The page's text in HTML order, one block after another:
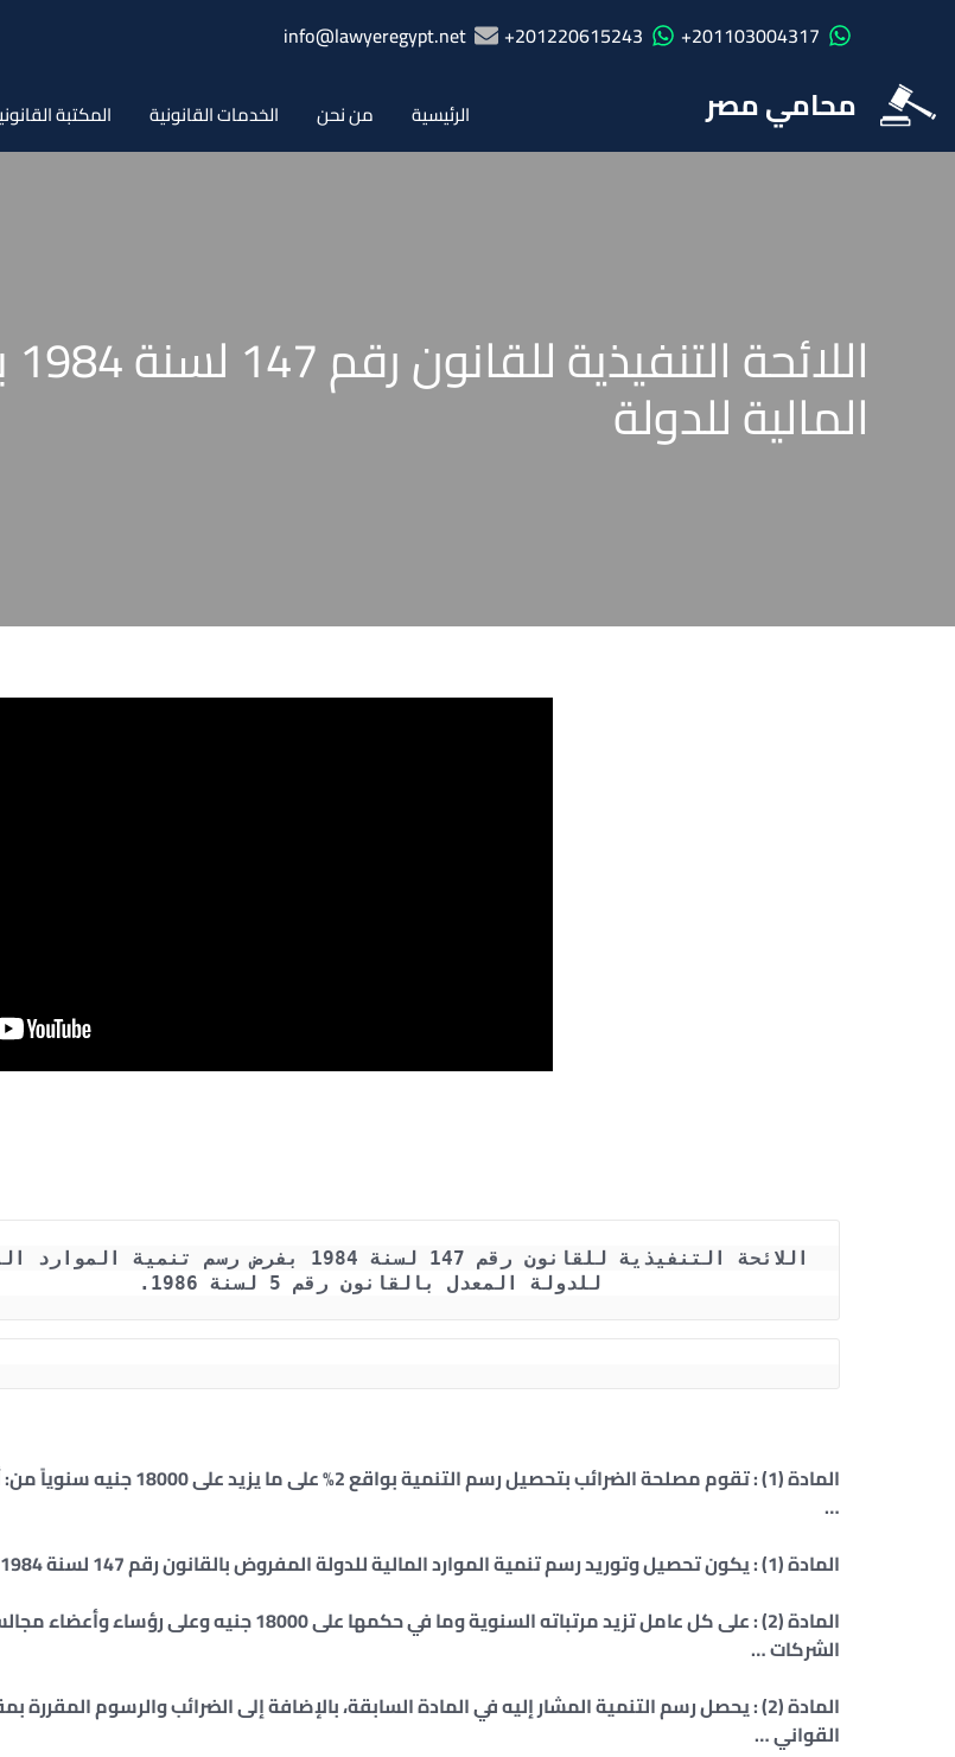
201103004317+
201220615243+
info@lawyeregypt.net
محامي مصر الرئيسية من نحن الخدمات القانونية المكتبة
المالية للدولة
للدولة المعدل بالقانون رقم 5 لسنة 1986.
المادة (1) : تقوم مصلحة الضرائب بتحصيل رسم التنمية بواقع 2%
…
المادة (1) : يكون تحصيل وتوريد رسم تنمية الموارد المالية للدولة المفروض بالقانون رقم 147 لسنة 1984 ا …
المادة (2) : على كل عامل تزيد مرتباته السنوية وما في حكمها على 18000 جنيه وعلى
الشركات …
المادة (2) : يحصل رسم التنمية المشار إليه في المادة السابقة، بالإضافة إلى الضرائب والرسوم
القواني …